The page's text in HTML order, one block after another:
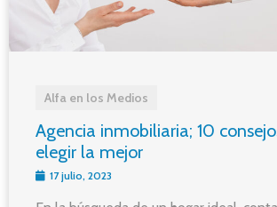
Alfa en los Medios
Agencia inmobiliaria; 10
elegir la mejor
17 julio, 2023